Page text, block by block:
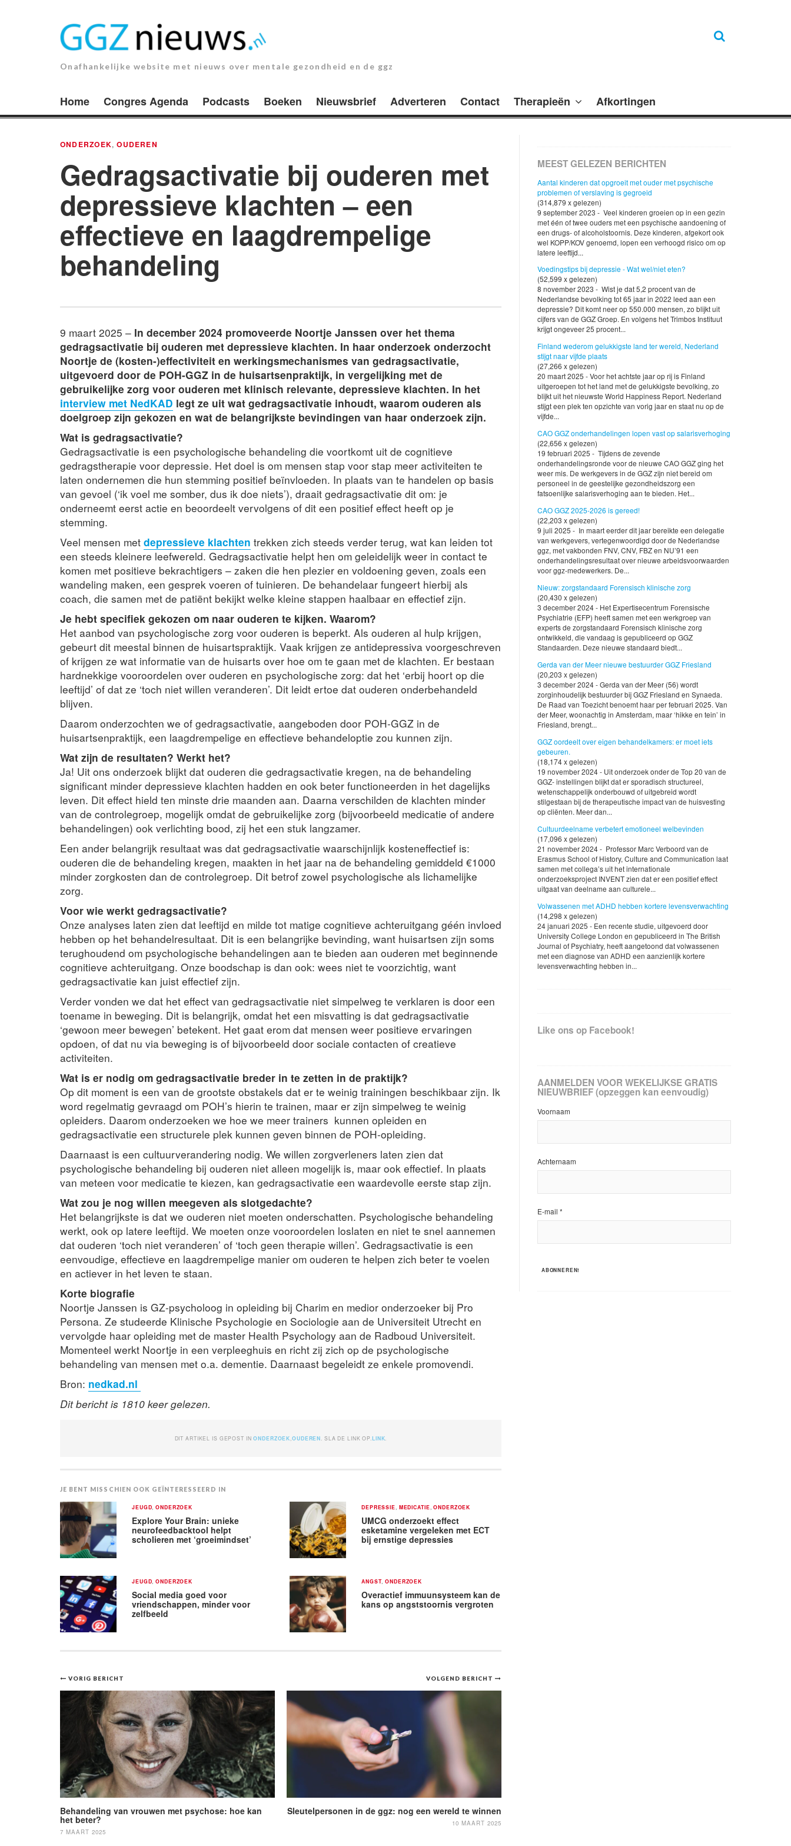
Onafhankelijke website met nieuws over mentale gezondheid en de ggz
Home Congres Agenda Podcasts Boeken Nieuwsbrief Adverteren Contact Therapieën Afkortingen
ONDERZOEK,OUDEREN
Gedragsactivatie bij ouderen met
depressieve klachten – een
effectieve en laagdrempelige
behandeling
9 maart 2025 – In december 2024 promoveerde Noortje Janssen over het thema
gedragsactivatie bij ouderen met depressieve klachten. In haar onderzoek onderzocht
Noortje de (kosten-)effectiviteit en werkingsmechanismes van gedragsactivatie,
uitgevoerd door de POH-GGZ in de huisartsenpraktijk, in vergelijking met de
gebruikelijke zorg voor ouderen met klinisch relevante, depressieve klachten. In het
interview met NedKAD legt ze uit wat gedragsactivatie inhoudt, waarom ouderen als
doelgroep zijn gekozen en wat de belangrijkste bevindingen van haar onderzoek zijn.
Wat is gedragsactivatie?
Gedragsactivatie is een psychologische behandeling die voortkomt uit de cognitieve
gedragstherapie voor depressie. Het doel is om mensen stap voor stap meer activiteiten te
laten ondernemen die hun stemming positief beïnvloeden. In plaats van te handelen op basis
van gevoel (‘ik voel me somber, dus ik doe niets’), draait gedragsactivatie dit om: je
onderneemt eerst actie en beoordeelt vervolgens of dit een positief effect heeft op je
stemming.
Veel mensen met depressieve klachten trekken zich steeds verder terug, wat kan leiden tot
een steeds kleinere leefwereld. Gedragsactivatie helpt hen om geleidelijk weer in contact te
komen met positieve bekrachtigers – zaken die hen plezier en voldoening geven, zoals een
wandeling maken, een gesprek voeren of tuinieren. De behandelaar fungeert hierbij als
coach, die samen met de patiënt bekijkt welke kleine stappen haalbaar en effectief zijn.
Je hebt specifiek gekozen om naar ouderen te kijken. Waarom?
Het aanbod van psychologische zorg voor ouderen is beperkt. Als ouderen al hulp krijgen,
gebeurt dit meestal binnen de huisartspraktijk. Vaak krijgen ze antidepressiva voorgeschreven
of krijgen ze wat informatie van de huisarts over hoe om te gaan met de klachten. Er bestaan
hardnekkige vooroordelen over ouderen en psychologische zorg: dat het ‘erbij hoort op die
leeftijd’ of dat ze ‘toch niet willen veranderen’. Dit leidt ertoe dat ouderen onderbehandeld
blijven.
Daarom onderzochten we of gedragsactivatie, aangeboden door POH-GGZ in de
huisartsenpraktijk, een laagdrempelige en effectieve behandeloptie zou kunnen zijn.
Wat zijn de resultaten? Werkt het?
Ja! Uit ons onderzoek blijkt dat ouderen die gedragsactivatie kregen, na de behandeling
significant minder depressieve klachten hadden en ook beter functioneerden in het dagelijks
leven. Dit effect hield ten minste drie maanden aan. Daarna verschilden de klachten minder
van de controlegroep, mogelijk omdat de gebruikelijke zorg (bijvoorbeeld medicatie of andere
behandelingen) ook verlichting bood, zij het een stuk langzamer.
Een ander belangrijk resultaat was dat gedragsactivatie waarschijnlijk kosteneffectief is:
ouderen die de behandeling kregen, maakten in het jaar na de behandeling gemiddeld €1000
minder zorgkosten dan de controlegroep. Dit betrof zowel psychologische als lichamelijke
zorg.
Voor wie werkt gedragsactivatie?
Onze analyses laten zien dat leeftijd en milde tot matige cognitieve achteruitgang géén invloed
hebben op het behandelresultaat. Dit is een belangrijke bevinding, want huisartsen zijn soms
terughoudend om psychologische behandelingen aan te bieden aan ouderen met beginnende
cognitieve achteruitgang. Onze boodschap is dan ook: wees niet te voorzichtig, want
gedragsactivatie kan juist effectief zijn.
Verder vonden we dat het effect van gedragsactivatie niet simpelweg te verklaren is door een
toename in beweging. Dit is belangrijk, omdat het een misvatting is dat gedragsactivatie
‘gewoon meer bewegen’ betekent. Het gaat erom dat mensen weer positieve ervaringen
opdoen, of dat nu via beweging is of bijvoorbeeld door sociale contacten of creatieve
activiteiten.
Wat is er nodig om gedragsactivatie breder in te zetten in de praktijk?
Op dit moment is een van de grootste obstakels dat er te weinig trainingen beschikbaar zijn. Ik
word regelmatig gevraagd om POH’s hierin te trainen, maar er zijn simpelweg te weinig
opleiders. Daarom onderzoeken we hoe we meer trainers kunnen opleiden en
gedragsactivatie een structurele plek kunnen geven binnen de POH-opleiding.
Daarnaast is een cultuurverandering nodig. We willen zorgverleners laten zien dat
psychologische behandeling bij ouderen niet alleen mogelijk is, maar ook effectief. In plaats
van meteen voor medicatie te kiezen, kan gedragsactivatie een waardevolle eerste stap zijn.
Wat zou je nog willen meegeven als slotgedachte?
Het belangrijkste is dat we ouderen niet moeten onderschatten. Psychologische behandeling
werkt, ook op latere leeftijd. We moeten onze vooroordelen loslaten en niet te snel aannemen
dat ouderen ‘toch niet veranderen’ of ‘toch geen therapie willen’. Gedragsactivatie is een
eenvoudige, effectieve en laagdrempelige manier om ouderen te helpen zich beter te voelen
en actiever in het leven te staan.
Korte biografie
Noortje Janssen is GZ-psycholoog in opleiding bij Charim en medior onderzoeker bij Pro
Persona. Ze studeerde Klinische Psychologie en Sociologie aan de Universiteit Utrecht en
vervolgde haar opleiding met de master Health Psychology aan de Radboud Universiteit.
Momenteel werkt Noortje in een verpleeghuis en richt zij zich op de psychologische
behandeling van mensen met o.a. dementie. Daarnaast begeleidt ze enkele promovendi.
Bron: nedkad.nl
Dit bericht is 1810 keer gelezen.
DIT ARTIKEL IS GEPOST INONDERZOEK ,OUDEREN . SLA DE LINK OP. LINK
JE BENT MISSCHIEN OOK GEÏNTERESSEERD IN
JEUGD ,ONDERZOEK
Explore Your Brain: unieke
neurofeedbacktool helpt
scholieren met ‘groeimindset’
DEPRESSIE MEDICATIE ,ONDERZOEK
UMCG onderzoekt effect
esketamine vergeleken met ECT
bij ernstige depressies
JEUGD ,ONDERZOEK
Social media goed voor
vriendschappen, minder voor
zelfbeeld
ANGST,ONDERZOEK
Overactief immuunsysteem kan de
kans op angststoornis vergroten
Bericht
navigatie
VOLGEND BERICHT
Sleutelpersonen in de ggz: nog een wereld te winnen
10 MAART 2025
VORIG BERICHT
Behandeling van vrouwen met psychose: hoe kan
het beter?
7 MAART 2025
MEEST GELEZEN BERICHTEN
Aantal kinderen dat opgroeit met ouder met psychische
problemen of verslaving is gegroeid
(314,879 x gelezen)
9 september 2023 - Veel kinderen groeien op in een gezin
met één of twee ouders met een psychische aandoening of
een drugs- of alcoholstoornis. Deze kinderen, afgekort ook
wel KOPP/KOV genoemd, lopen een verhoogd risico om op
latere leeftijd...
Voedingstips bij depressie - Wat wel/niet eten?
(52,599 x gelezen)
8 november 2023 - Wist je dat 5,2 procent van de
Nederlandse bevolking tot 65 jaar in 2022 leed aan een
depressie? Dit komt neer op 550.000 mensen, zo blijkt uit
cijfers van de GGZ Groep. En volgens het Trimbos Instituut
krijgt ongeveer 25 procent...
Finland wederom gelukkigste land ter wereld, Nederland
stijgt naar vijfde plaats
(27,266 x gelezen)
20 maart 2025 - Voor het achtste jaar op rij is Finland
uitgeroepen tot het land met de gelukkigste bevolking, zo
blijkt uit het nieuwste World Happiness Report. Nederland
stijgt een plek ten opzichte van vorig jaar en staat nu op de
vijfde...
CAO GGZ onderhandelingen lopen vast op salarisverhoging
(22,656 x gelezen)
19 februari 2025 - Tijdens de zevende
onderhandelingsronde voor de nieuwe CAO GGZ ging het
weer mis. De werkgevers in de GGZ zijn niet bereid om
personeel in de geestelijke gezondheidszorg een
fatsoenlijke salarisverhoging aan te bieden. Het...
CAO GGZ 2025-2026 is gereed!
(22,203 x gelezen)
9 juli 2025 - In maart eerder dit jaar bereikte een delegatie
van werkgevers, vertegenwoordigd door de Nederlandse
ggz, met vakbonden FNV, CNV, FBZ en NU’91 een
onderhandelingsresultaat over nieuwe arbeidsvoorwaarden
voor ggz-medewerkers. De...
Nieuw: zorgstandaard Forensisch klinische zorg
(20,430 x gelezen)
3 december 2024 - Het Expertisecentrum Forensische
Psychiatrie (EFP) heeft samen met een werkgroep van
experts de zorgstandaard Forensisch klinische zorg
ontwikkeld, die vandaag is gepubliceerd op GGZ
Standaarden. Deze nieuwe standaard biedt...
Gerda van der Meer nieuwe bestuurder GGZ Friesland
(20,203 x gelezen)
3 december 2024 - Gerda van der Meer (56) wordt
zorginhoudelijk bestuurder bij GGZ Friesland en Synaeda.
De Raad van Toezicht benoemt haar per februari 2025. Van
der Meer, woonachtig in Amsterdam, maar ‘hikke en tein’ in
Friesland, brengt...
GGZ oordeelt over eigen behandelkamers: er moet iets
gebeuren.
(18,174 x gelezen)
19 november 2024 - Uit onderzoek onder de Top 20 van de
GGZ- instellingen blijkt dat er sporadisch structureel,
wetenschappelijk onderbouwd of uitgebreid wordt
stilgestaan bij de therapeutische impact van de huisvesting
op cliënten. Meer dan...
Cultuurdeelname verbetert emotioneel welbevinden
(17,096 x gelezen)
21 november 2024 - Professor Marc Verboord van de
Erasmus School of History, Culture and Communication laat
samen met collega’s uit het internationale
onderzoeksproject INVENT zien dat er een positief effect
uitgaat van deelname aan culturele...
Volwassenen met ADHD hebben kortere levensverwachting
(14,298 x gelezen)
24 januari 2025 - Een recente studie, uitgevoerd door
University College London en gepubliceerd in The British
Journal of Psychiatry, heeft aangetoond dat volwassenen
met een diagnose van ADHD een aanzienlijk kortere
levensverwachting hebben in...
Like ons op Facebook!
AANMELDEN VOOR WEKELIJKSE GRATIS
NIEUWBRIEF (opzeggen kan eenvoudig)
Voornaam
Achternaam
E-mail *